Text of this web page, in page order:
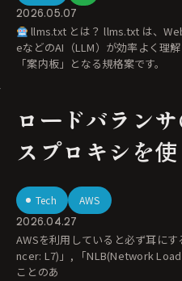
2026.05.07
llms.txt とは？ llms.txt は、Webサイトの情報をChatGPTやClaud
eなどのAI（LLM）が効率よく理
「案内板」となる規格案です。
ロードバラン
スプロキシを
Tech AWS
2026.04.27
AWSを利用していると必ず耳に
ncer: L7)」, 「NLB(Network
ことのあ